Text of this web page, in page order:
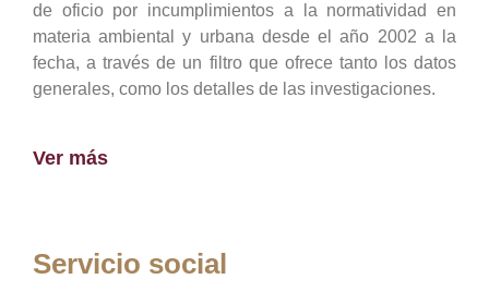
de oficio por incumplimientos a la normatividad en
materia ambiental y urbana desde el año 2002 a la
fecha, a través de un filtro que ofrece tanto los datos
generales, como los detalles de las investigaciones.
Ver más
Servicio social